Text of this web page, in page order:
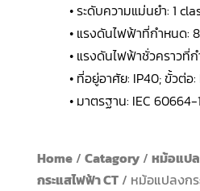
• ระดับความแม่นยำ: 1
• แรงดันไฟฟ้าที่กำหนด:
• แรงดันไฟฟ้าชั่วคราวที่
• ที่อยู่อาศัย: IP40; ขั้วต่อ:
• มาตรฐาน: IEC
Home / Catagory / หม้อแป
กระแสไฟฟ้า CT / หม้อแปลงกร